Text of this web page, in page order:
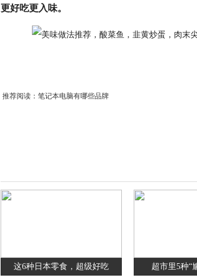
更好吃更入味。
推荐阅读： 笔记本电脑有哪些品牌
这6种日本零食，超级好吃 超市里5种“